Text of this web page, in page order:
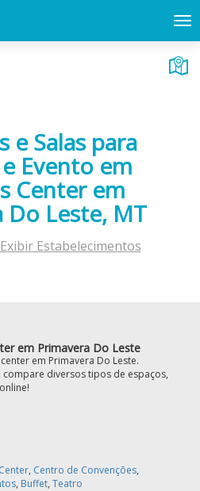
e Salas para
Evento em
Center em
Do Leste, MT
Exibir Estabelecimentos
em Primavera Do Leste
em Primavera Do Leste.
diversos tipos de espaços,
, Centro de Convenções,
, Buffet, Teatro